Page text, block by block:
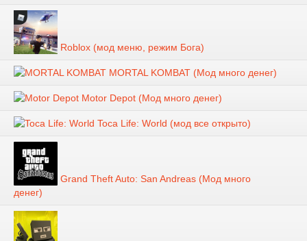
Roblox (мод меню, режим Бога)
MORTAL KOMBAT (Мод много денег)
Motor Depot (Мод много денег)
Toca Life: World (мод все открыто)
Grand Theft Auto: San Andreas (Мод много
денег)